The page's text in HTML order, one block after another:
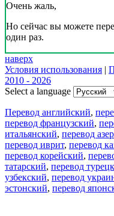
Очень жаль,
Но сейчас вы можете
один раз.
наверх
Условия использования |
2010 - 2026
Select a language
Перевод английский,
перевод французский,
итальянский, перевод
перевод иврит, перевод
перевод корейский,
татарский, перевод
узбекский, перевод
эстонский, перевод